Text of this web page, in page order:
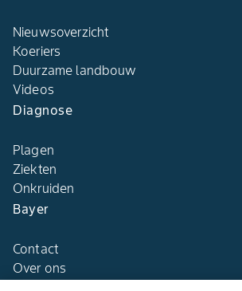
Nieuwsoverzicht
Koeriers
Duurzame landbouw
Videos
Diagnose
Plagen
Ziekten
Onkruiden
Bayer
Contact
Over ons